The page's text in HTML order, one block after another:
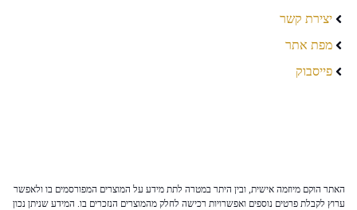
יצירת קשר
מפת אתר
פייסבוק
האתר הוקם מיוזמה אישית, ובין היתר במטרה לתת מידע על המוצרים המפורסמים בו ולאפשר
ערוץ לקבלת פרטים נוספים ואפשרויות רכישה לחלק מהמוצרים הנזכרים בו. המידע שניתן נכון